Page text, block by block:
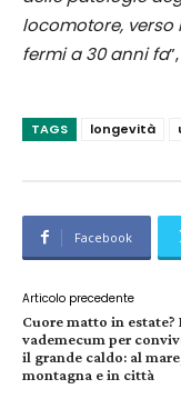
locomotore,
fermi a 30 anni fa
TAGS longevità
Facebook
Articolo precedente
Cuore matto in estate?
vademecum per
il grande caldo: al
montagna e in città